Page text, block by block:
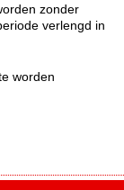
zonder
verlengd in
worden